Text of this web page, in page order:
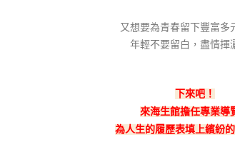
又想要為青春留下豐富多
年輕不要留白，盡情揮
下來吧！
來海生館擔任專業導
為人生的履歷表填上繽紛的